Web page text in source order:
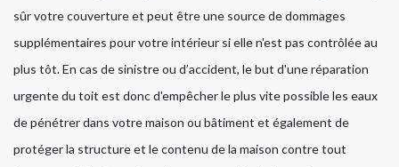
sûr votre couverture et peut être une source de dommages
supplémentaires pour votre intérieur si elle n'est pas contrôlée au
plus tôt. En cas de sinistre ou d’accident, le but d'une réparation
urgente du toit est donc d'empêcher le plus vite possible les eaux
de pénétrer dans votre maison ou bâtiment et également de
protéger la structure et le contenu de la maison contre tout